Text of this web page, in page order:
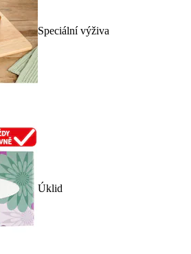
Speciální výživa
Úklid